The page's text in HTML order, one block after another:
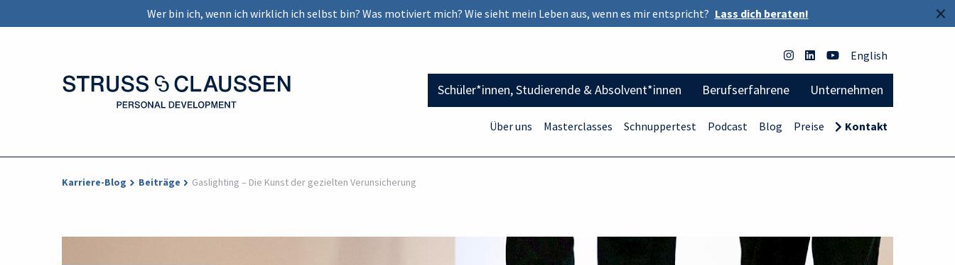
×
Wer bin ich, wenn ich wirklich ich selbst bin? Was motiviert mich? Wie sieht mein Leben aus, wenn es mir entspricht? Lass dich beraten!
English
Schüler*innen, Studierende & Absolvent*innen Berufserfahrene Unternehmen
Über uns Masterclasses Schnuppertest Podcast Blog Preise Kontakt
Karriere-Blog Beiträge Gaslighting – Die Kunst der gezielten Verunsicherung